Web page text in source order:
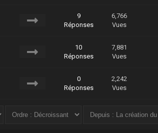
9
Réponses
6,766
Vues
10
Réponses
7,881
Vues
0
Réponses
2,242
Vues